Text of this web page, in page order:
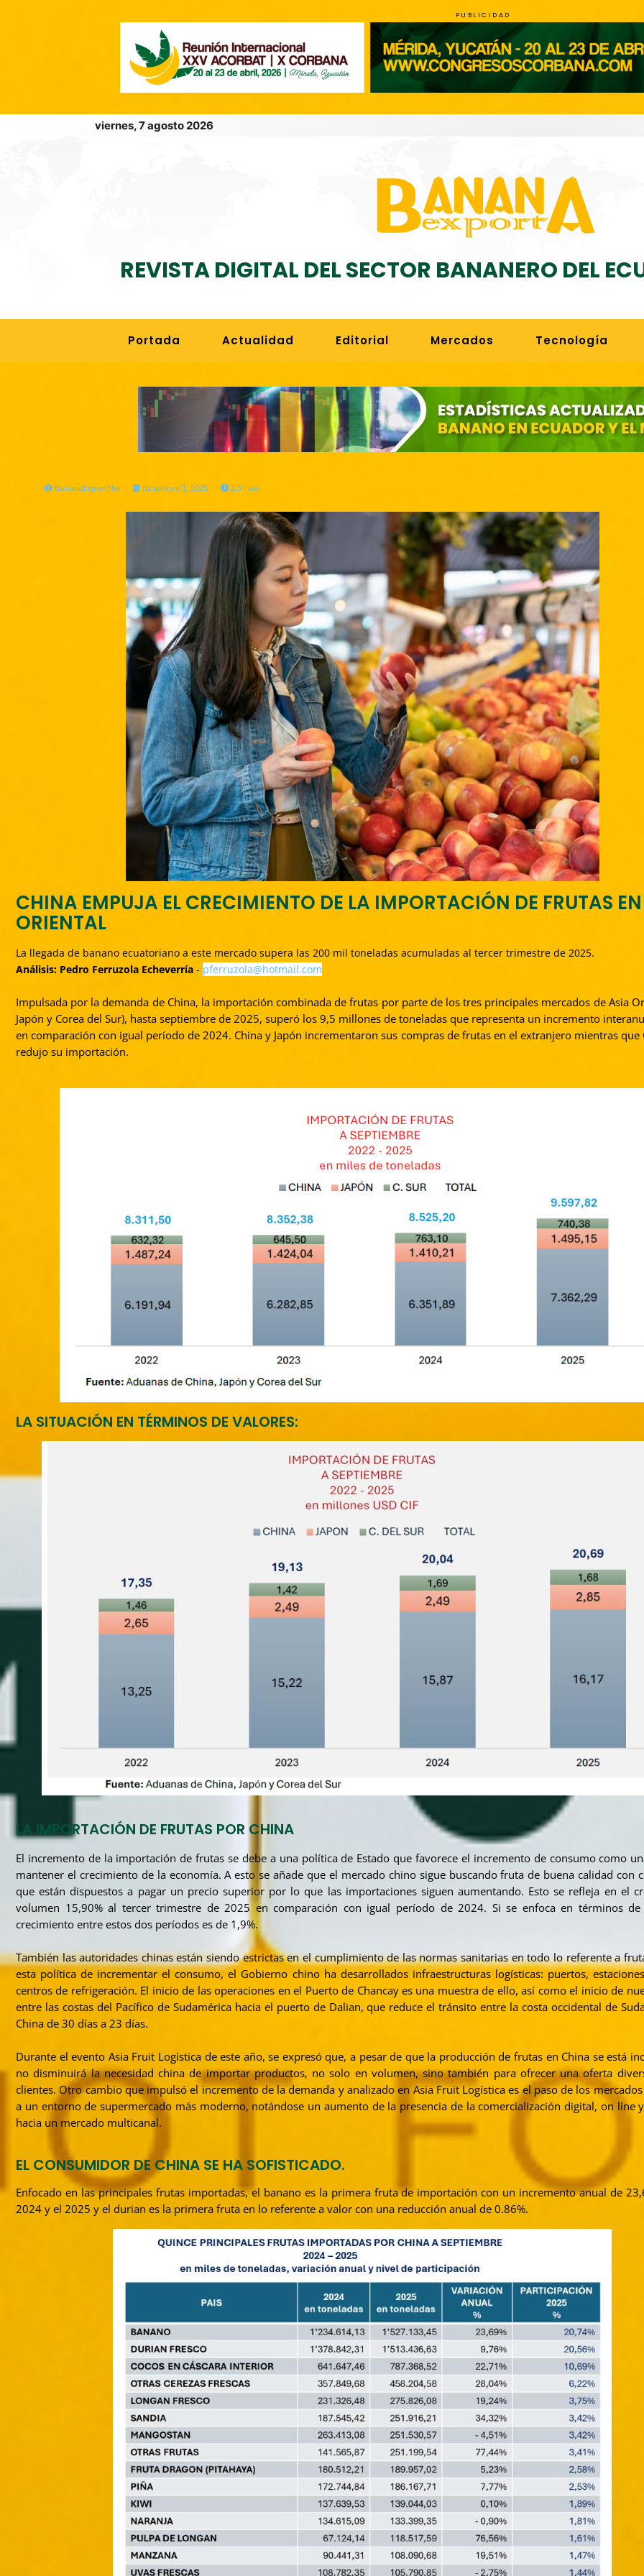
PUBLICIDAD
viernes, 7 agosto 2026
REVISTA DIGITAL DEL SECTOR BANANERO DEL
Portada Actualidad Editorial Mercados Tecnología
BananaExportNw diciembre 1, 2025 2:31 am
CHINA EMPUJA EL CRECIMIENTO DE LA IMPORTACIÓN DE FRUTAS
ORIENTAL
La llegada de banano ecuatoriano a este mercado supera las 200 mil toneladas acumuladas al tercer trimestre de 2025.
Análisis: Pedro Ferruzola Echeverría - pferruzola@hotmail.com
Impulsada por la demanda de China, la importación combinada de frutas por parte de los tres principales mercados de Asia
Japón y Corea del Sur), hasta septiembre de 2025, superó los 9,5 millones de toneladas que representa un incremento
en comparación con igual período de 2024. China y Japón incrementaron sus compras de frutas en el extranjero mientras que
redujo su importación.
LA SITUACIÓN EN TÉRMINOS DE VALORES:
LA IMPORTACIÓN DE FRUTAS POR CHINA
El incremento de la importación de frutas se debe a una política de Estado que favorece el incremento de consumo como
mantener el crecimiento de la economía. A esto se añade que el mercado chino sigue buscando fruta de buena calidad con
que están dispuestos a pagar un precio superior por lo que las importaciones siguen aumentando. Esto se refleja en el
volumen 15,90% al tercer trimestre de 2025 en comparación con igual período de 2024. Si se enfoca en términos de
crecimiento entre estos dos períodos es de 1,9%.
También las autoridades chinas están siendo estrictas en el cumplimiento de las normas sanitarias en todo lo referente a
esta política de incrementar el consumo, el Gobierno chino ha desarrollados infraestructuras logísticas: puertos,
centros de refrigeración. El inicio de las operaciones en el Puerto de Chancay es una muestra de ello, así como el inicio de
entre las costas del Pacífico de Sudamérica hacia el puerto de Dalian, que reduce el tránsito entre la costa occidental de
China de 30 días a 23 días.
Durante el evento Asia Fruit Logística de este año, se expresó que, a pesar de que la producción de frutas en China se está
no disminuirá la necesidad china de importar productos, no solo en volumen, sino también para ofrecer una oferta
clientes. Otro cambio que impulsó el incremento de la demanda y analizado en Asia Fruit Logística es el paso de los
a un entorno de supermercado más moderno, notándose un aumento de la presencia de la comercialización digital, on line
hacia un mercado multicanal.
EL CONSUMIDOR DE CHINA SE HA SOFISTICADO.
Enfocado en las principales frutas importadas, el banano es la primera fruta de importación con un incremento anual de
2024 y el 2025 y el durian es la primera fruta en lo referente a valor con una reducción anual de 0.86%.